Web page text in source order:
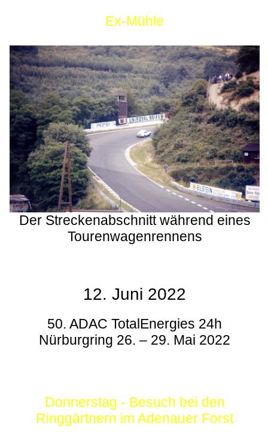
Ex-Mühle
Der Streckenabschnitt während eines
Tourenwagenrennens
12. Juni 2022
50. ADAC TotalEnergies 24h
Nürburgring 26. – 29. Mai 2022
Donnerstag - Besuch bei den
Ringgärtnern im Adenauer Forst